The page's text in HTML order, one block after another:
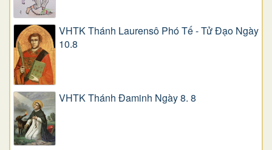
VHTK Thánh Laurensô Phó Tế - Tử Đạo Ngày
10.8
VHTK Thánh Đaminh Ngày 8. 8